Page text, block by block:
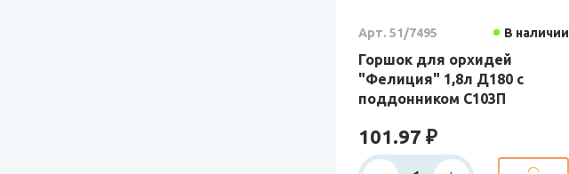
Арт. 51/7495 В наличии
Горшок для орхидей
"Фелиция" 1,8л Д180 с
поддонником С103П
101.97 ₽